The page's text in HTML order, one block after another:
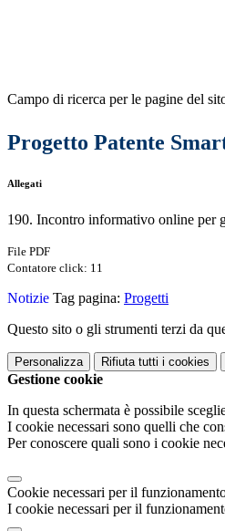
Campo di ricerca per le pagine del
Progetto Patente
Allegati
190. Incontro informativo online per
File PDF
Contatore click: 11
Notizie Tag pagina: Progetti
Questo sito o gli strumenti terzi da
Personalizza Rifiuta tutti i cookies
Gestione cookie
In questa schermata è possibile
I cookie necessari sono quelli che
Per conoscere quali sono i cookie
Cookie necessari per il
I cookie necessari per il